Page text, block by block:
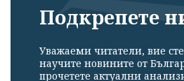
Подкрепете
Уважаеми читатели, вие
научите новините от
прочетете актуални